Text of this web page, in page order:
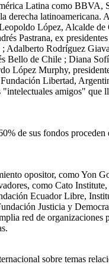
Latina como
latinoamericana.
López, Alcalde
Pastrana, ex
Adalberto Rodríguez
de Chile ; Diana
López Murphy,
Libertad,
amigos" que
de sus fondos
opositor, como Yon
como Cato
Ecuador Libre,
Justicia y
red de organizaciones
sobre temas